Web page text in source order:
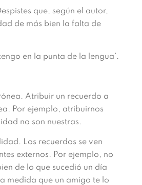
que, según el autor,
de más bien la falta de
en la punta de la lengua’.
Atribuir un recuerdo a
Por ejemplo, atribuirnos
no son nuestras.
Los recuerdos se ven
externos. Por ejemplo, no
de lo que sucedió un día
medida que un amigo te lo